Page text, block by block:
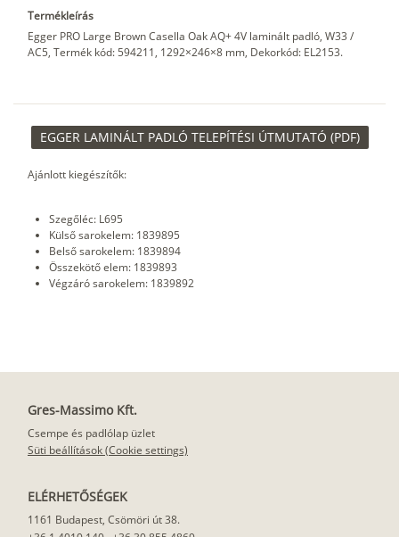
Termékleírás
Egger PRO Large Brown Casella Oak AQ+ 4V laminált padló, W33 /
AC5, Termék kód: 594211, 1292×246×8 mm, Dekorkód: EL2153.
EGGER LAMINÁLT PADLÓ TELEPÍTÉSI ÚTMUTATÓ (PDF)
Ajánlott kiegészítők:
Szegőléc: L695
Külső sarokelem: 1839895
Belső sarokelem: 1839894
Összekötő elem: 1839893
Végzáró sarokelem: 1839892
Gres-Massimo Kft.
Csempe és padlólap üzlet
Süti beállítások (Cookie settings)
ELÉRHETŐSÉGEK
1161 Budapest, Csömöri út 38.